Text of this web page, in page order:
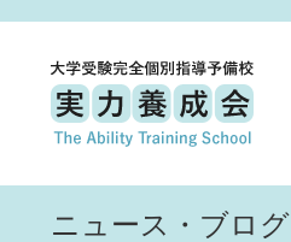
ニュース・ブログ